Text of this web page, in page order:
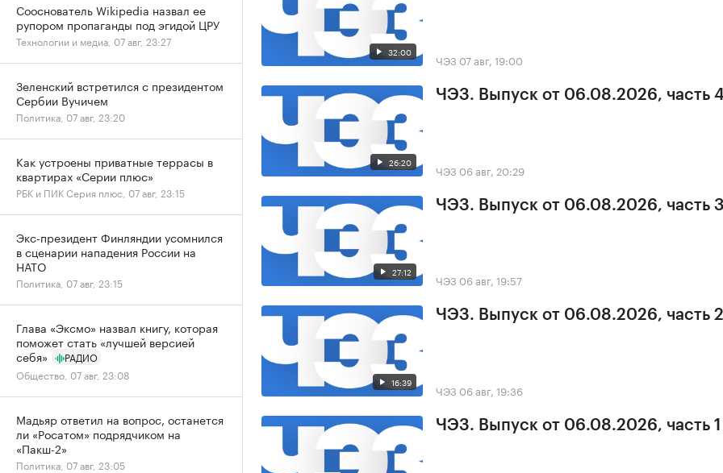
32:00 ЧЭЗ 07 авг, 19:00
26:20
ЧЭЗ. Выпуск от 06.08.2026, часть
ЧЭЗ 06 авг, 20:29
27:12
ЧЭЗ. Выпуск от 06.08.2026, часть
ЧЭЗ 06 авг, 19:57
16:39
ЧЭЗ. Выпуск от 06.08.2026, часть 2
ЧЭЗ 06 авг, 19:36
ЧЭЗ. Выпуск от 06.08.2026, часть 1
Сооснователь Wikipedia назвал ее
рупором пропаганды под эгидой ЦРУ
Технологии и медиа, 07 авг, 23:27
Зеленский встретился с президентом
Сербии Вучичем
Политика, 07 авг, 23:20
Как устроены приватные террасы в
квартирах «Серии плюс»
РБК и ПИК Серия плюс, 07 авг, 23:15
Экс-президент Финляндии усомнился
в сценарии нападения России на
НАТО
Политика, 07 авг, 23:15
Глава «Эксмо» назвал книгу, которая
поможет стать «лучшей версией
себя»
РАДИО
Общество, 07 авг, 23:08
Мадьяр ответил на вопрос, останется
ли «Росатом» подрядчиком на
«Пакш-2»
Политика, 07 авг, 23:05